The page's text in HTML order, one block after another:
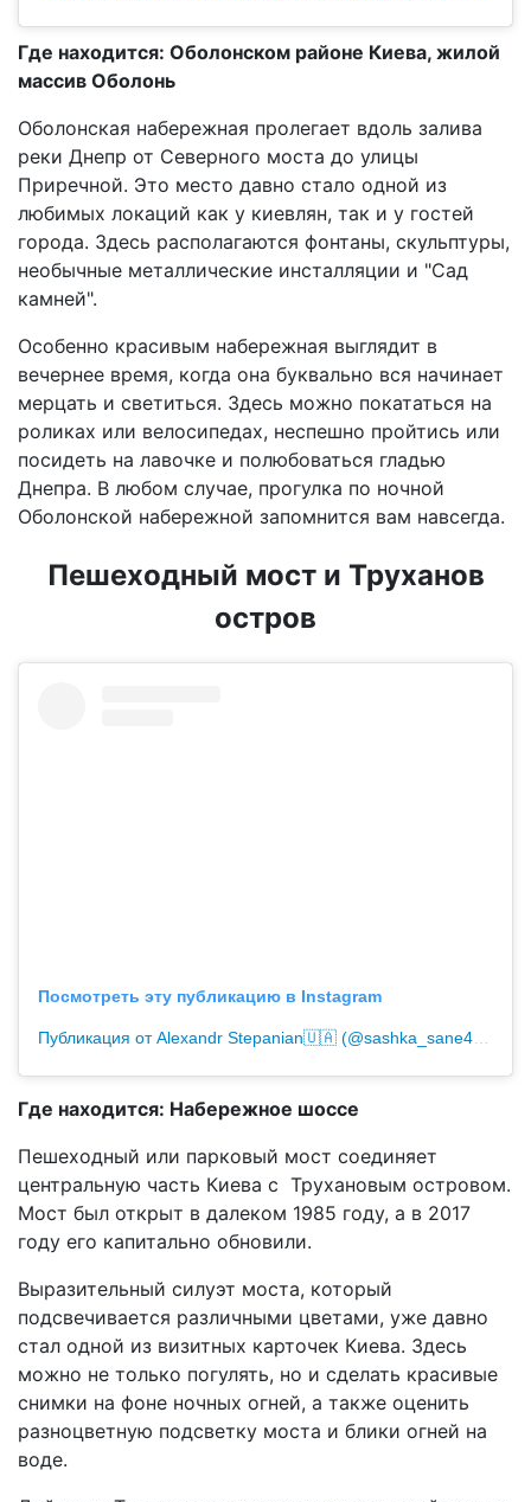
Где находится: Оболонском районе Киева, жилой
массив Оболонь
Оболонская набережная пролегает вдоль залива
реки Днепр от Северного моста до улицы
Приречной. Это место давно стало одной из
любимых локаций как у киевлян, так и у гостей
города. Здесь располагаются фонтаны, скульптуры,
необычные металлические инсталляции и "Сад
камней".
Особенно красивым набережная выглядит в
вечернее время, когда она буквально вся начинает
мерцать и светиться. Здесь можно покататься на
роликах или велосипедах, неспешно пройтись или
посидеть на лавочке и полюбоваться гладью
Днепра. В любом случае, прогулка по ночной
Оболонской набережной запомнится вам навсегда.
Пешеходный мост и Труханов
остров
Посмотреть эту публикацию в Instagram
Где находится: Набережное шоссе
Пешеходный или парковый мост соединяет
центральную часть Киева с Трухановым островом.
Мост был открыт в далеком 1985 году, а в 2017
году его капитально обновили.
Выразительный силуэт моста, который
подсвечивается различными цветами, уже давно
стал одной из визитных карточек Киева. Здесь
можно не только погулять, но и сделать красивые
снимки на фоне ночных огней, а также оценить
разноцветную подсветку моста и блики огней на
воде.